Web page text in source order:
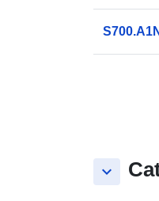
keyboard_arrow_down